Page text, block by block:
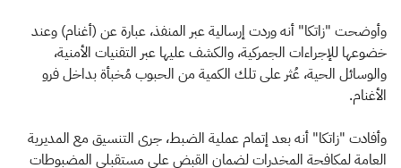
وأوضحت "زاتكا" أنه وردت إرسالية عبر المنفذ، عبارة عن (أغنام) وعند
خضوعها للإجراءات الجمركية، والكشف عليها عبر التقنيات الأمنية،
والوسائل الحية، عُثر على تلك الكمية من الحبوب مُخبأة بداخل فرو
الأغنام.
وأفادت "زاتكا" أنه بعد إتمام عملية الضبط، جرى التنسيق مع المديرية
العامة لمكافحة المخدرات لضمان القبض على مستقبلي المضبوطات